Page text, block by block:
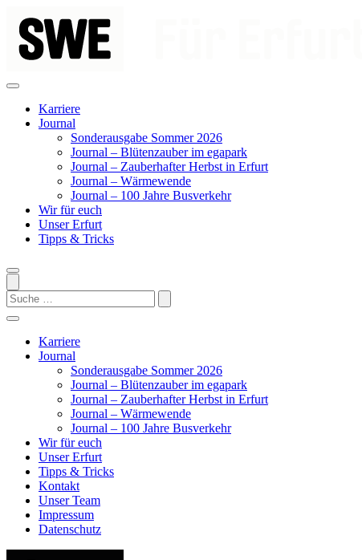
Inhalt
springen
Karriere
Journal
Sonderausgabe Sommer 2026
Journal – Blütenzauber im egapark
Journal – Zauberhafter Herbst in Erfurt
Journal – Wärmewende
Journal – 100 Jahre Busverkehr
Wir für euch
Unser Erfurt
Tipps & Tricks
Search
Karriere
Journal
Sonderausgabe Sommer 2026
Journal – Blütenzauber im egapark
Journal – Zauberhafter Herbst in Erfurt
Journal – Wärmewende
Journal – 100 Jahre Busverkehr
Wir für euch
Unser Erfurt
Tipps & Tricks
Kontakt
Unser Team
Impressum
Datenschutz